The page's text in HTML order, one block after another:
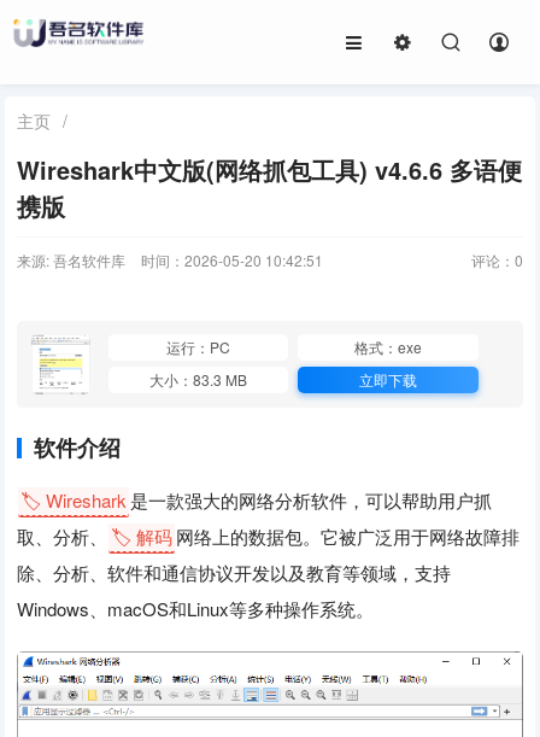
主页 /
Wireshark中文版(网络抓包工具) v4.6.6 多语便
携版
来源: 吾名软件库 时间：2026-05-20 10:42:51 评论： 0
运行：PC
格式：exe
大小：83.3 MB
立即下载
软件介绍
🏷️ Wireshark 是一款强大的网络分析软件，可以帮助用户抓
取、分析、
🏷️ 解码网络上的数据包。它被广泛用于网络故障排
除、分析、软件和通信协议开发以及教育等领域，支持
Windows、macOS和Linux等多种操作系统。